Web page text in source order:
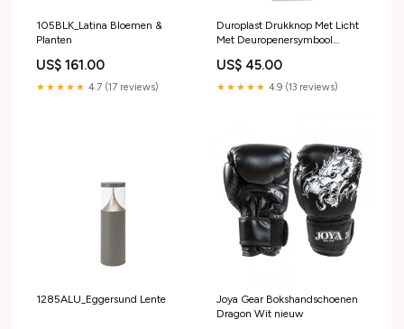
105BLK_Latina Bloemen &
Planten
US$ 161.00
★★★★★ 4.7 (17 reviews)
Duroplast Drukknop Met Licht
Met Deuropenersymbool
US$ 45.00
★★★★★ 4.9 (13 reviews)
1285ALU_Eggersund Lente
Joya Gear Bokshandschoenen
Dragon Wit nieuw